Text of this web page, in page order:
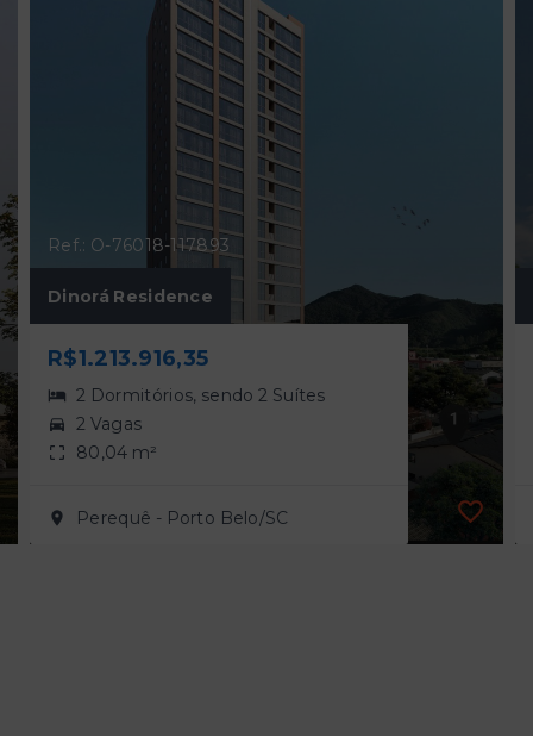
Ref.: O-76018-117893
Dinorá Residence
R$1.213.916,35
2 Dormitórios, sendo 2 Suítes
2 Vagas
80,04 m²
Perequê - Porto Belo/SC